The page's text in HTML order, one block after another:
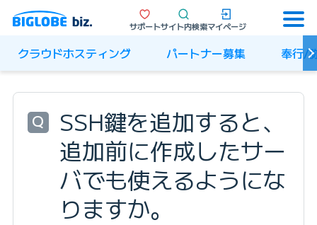
サポートサイト内検索マイページ
クラウドホスティング パートナー募集 奉行/
Q
SSH鍵を追加すると、
追加前に作成したサー
バでも使えるようにな
りますか。